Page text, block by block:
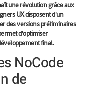
une révolution grâce aux
UX disposent d'un
des versions préliminaires
d'optimiser
final.
NoCode
de